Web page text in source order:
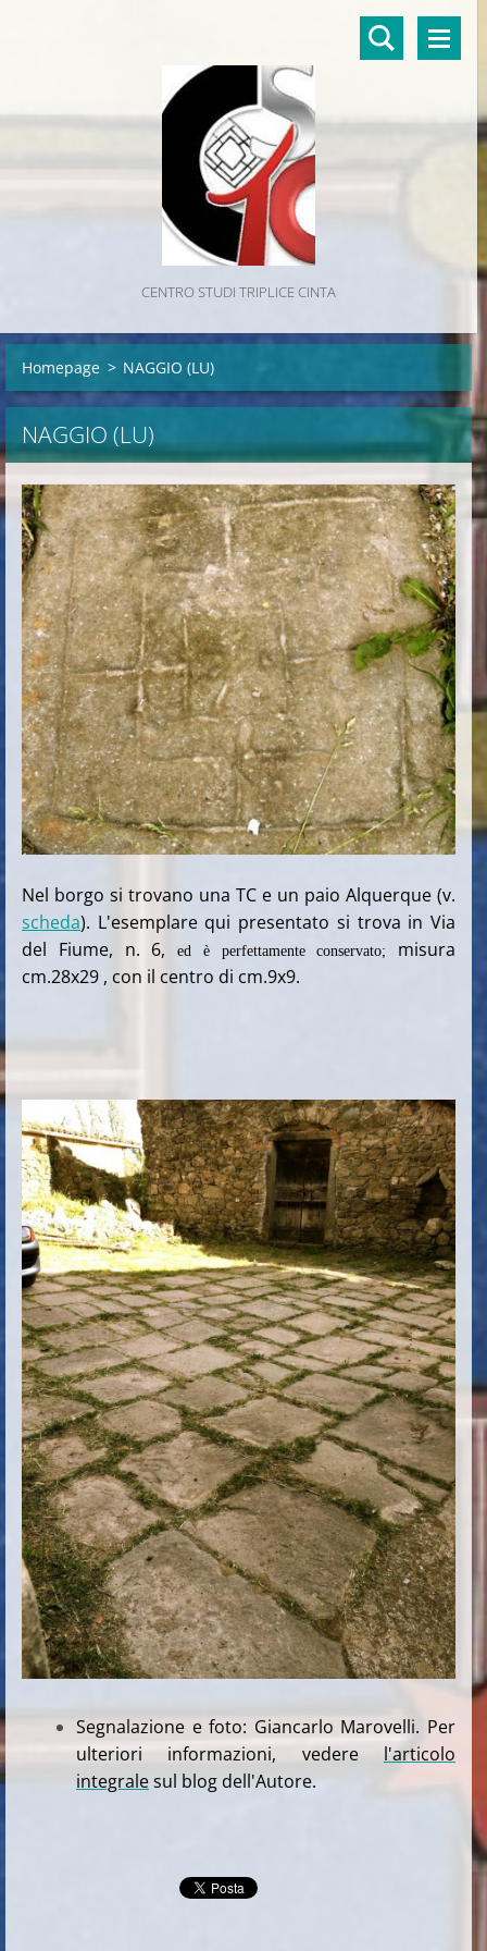
CENTRO STUDI TRIPLICE CINTA
Homepage > NAGGIO (LU)
NAGGIO (LU)
Nel borgo si trovano una TC e un paio Alquerque (v.
scheda). L'esemplare qui presentato si trova in Via
del Fiume, n. 6,ed è perfettamente conservato;
misura
cm.28x29 , con il centro di cm.9x9.
Segnalazione e foto: Giancarlo Marovelli. Per
ulteriori informazioni, vedere l'articolo
integralesul blog dell'Autore.